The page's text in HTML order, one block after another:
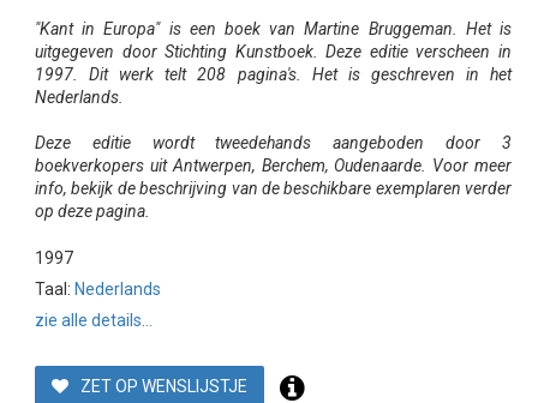
"Kant in Europa" is een boek van Martine Bruggeman. Het is
uitgegeven door Stichting Kunstboek. Deze editie verscheen in
1997. Dit werk telt 208 pagina's. Het is geschreven in het
Nederlands.
Deze editie wordt tweedehands aangeboden door 3
boekverkopers uit Antwerpen, Berchem, Oudenaarde. Voor meer
info, bekijk de beschrijving van de beschikbare exemplaren verder
op deze pagina.
1997
Taal: Nederlands
zie alle details...
ZET OP WENSLIJSTJE